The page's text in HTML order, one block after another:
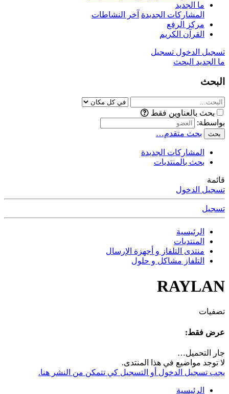
ما الجديد
المشاركات الجديدة آخر النشاطات
مركز الرفع
القرآن الكريم
تسجيل الدخول تسجيل
ما الجديد البحث
البحث
بحث بالعناوين فقط
بواسطة:
بحث بحث متقدم…
المشاركات الجديدة
بحث بالمنتديات
قائمة
تسجيل الدخول
تسجيل
الرئيسية
المنتديات
منتدى التلفاز و أجهزة الإرسال
التلفاز مشاكل و حلول
RAYLAN
تصفيات
عرض فقط:
جار التحميل…
لا توجد مواضيع في هذا المنتدى.
يجب تسجيل الدخول أو التسجيل كي تتمكن من النشر هنا.
الرئيسية